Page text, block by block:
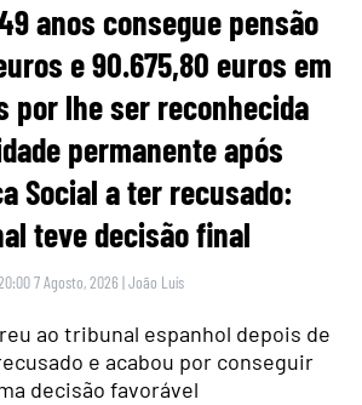
anos consegue pensão
e 90.675,80 euros em
por lhe ser reconhecida
permanente após
Social a ter recusado:
teve decisão final
7 Agosto, 2026 |João Luís
ao tribunal espanhol depois de
e acabou por conseguir
decisão favorável